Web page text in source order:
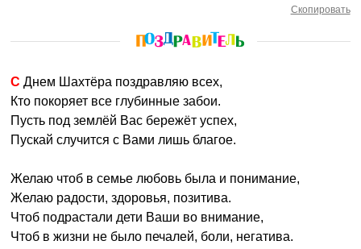
Скопировать
С Днем Шахтёра поздравляю всех,
Кто покоряет все глубинные забои.
Пусть под землёй Вас бережёт успех,
Пускай случится с Вами лишь благое.
Желаю чтоб в семье любовь была и понимание,
Желаю радости, здоровья, позитива.
Чтоб подрастали дети Ваши во внимание,
Чтоб в жизни не было печалей, боли, негатива.